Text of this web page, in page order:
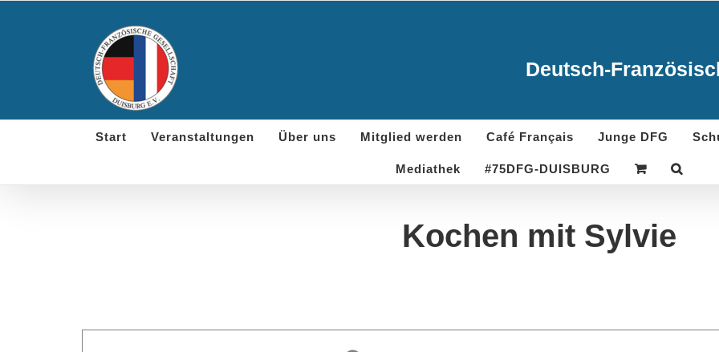
Deutsch-
Start Veranstaltungen Über uns Mitglied werden Café Français Junge DFG
Mediathek #75DFG-DUISBURG
Kochen mit Sylvie